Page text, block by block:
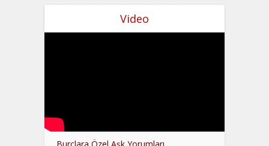
Video